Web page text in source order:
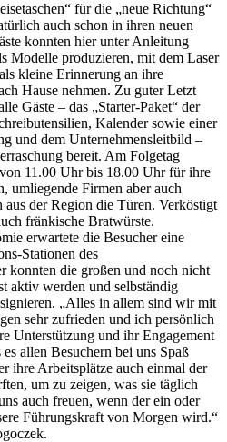
für die „neue Richtung“
auch schon in ihren neuen
konnten hier unter Anleitung
Modelle produzieren, mit dem Laser
kleine Erinnerung an ihre
Hause nehmen. Zu guter Letzt
Gäste – das „Starter-Paket“ der
Kalender sowie einer
und dem Unternehmensleitbild –
bereit. Am Folgetag
11.00 Uhr bis 18.00 Uhr für ihre
umliegende Firmen aber auch
aus der Region die Türen. Verköstigt
fränkische Bratwürste.
erwartete die Besucher eine
Stationen des
konnten die großen und noch nicht
aktiv werden und selbständig
„Alles in allem sind wir mit
sehr zufrieden und ich persönlich
Unterstützung und ihr Engagement
allen Besuchern bei uns Spaß
ihre Arbeitsplätze auch einmal der
um zu zeigen, was sie täglich
auch freuen, wenn der ein oder
Führungskraft von Morgen wird.“